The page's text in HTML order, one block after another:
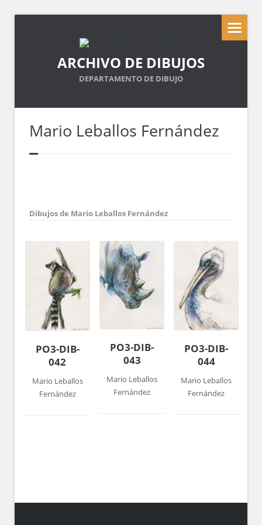
ARCHIVO DE DIBUJOS
DEPARTAMENTO DE DIBUJO
Mario Leballos Fernández
Dibujos de Mario Leballos Fernández
PO3-DIB-
042
Mario Leballos
Fernández
PO3-DIB-
043
Mario Leballos
Fernández
PO3-DIB-
044
Mario Leballos
Fernández